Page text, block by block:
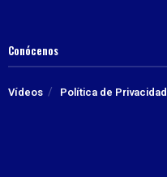
Conócenos
Vídeos Política de Privacidad